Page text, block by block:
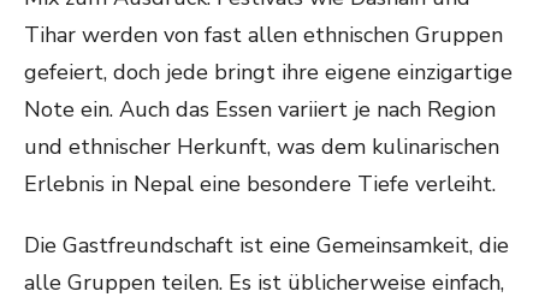
Tihar werden von fast allen ethnischen Gruppen
gefeiert, doch jede bringt ihre eigene einzigartige
Note ein. Auch das Essen variiert je nach Region
und ethnischer Herkunft, was dem kulinarischen
Erlebnis in Nepal eine besondere Tiefe verleiht.
Die Gastfreundschaft ist eine Gemeinsamkeit, die
alle Gruppen teilen. Es ist üblicherweise einfach,